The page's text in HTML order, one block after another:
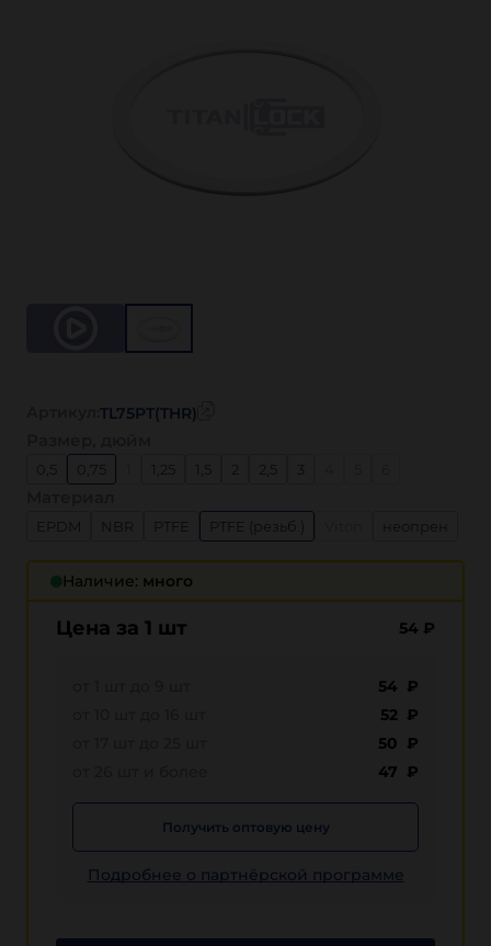
Наличие: много
Цена за 1 шт 54 ₽
54 ₽
52 ₽
50 ₽
47 ₽
Получить оптовую цену
Подробнее о партнёрской программе
TL75PT(THR)
0,75 3
EPDM NBR PTFE (резьб.)